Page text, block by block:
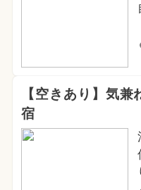
【空きあり】気
宿